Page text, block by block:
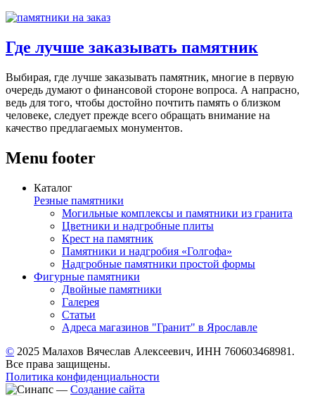
Где лучше заказывать памятник
Выбирая, где лучше заказывать памятник, многие в первую
очередь думают о финансовой стороне вопроса. А напрасно,
ведь для того, чтобы достойно почтить память о близком
человеке, следует прежде всего обращать внимание на
качество предлагаемых монументов.
Menu footer
Каталог
Резные памятники
Могильные комплексы и памятники из гранита
Цветники и надгробные плиты
Крест на памятник
Памятники и надгробия «Голгофа»
Надгробные памятники простой формы
Фигурные памятники
Двойные памятники
Галерея
Статьи
Адреса магазинов "Гранит" в Ярославле
© 2025 Малахов Вячеслав Алексеевич, ИНН 760603468981.
Все права защищены.
Политика конфиденциальности
— Создание сайта